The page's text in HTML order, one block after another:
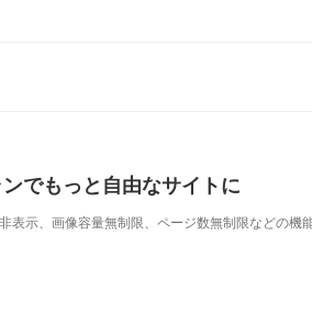
でもっと自由なサイトに
表示、画像容量無制限、ページ数無制限などの機